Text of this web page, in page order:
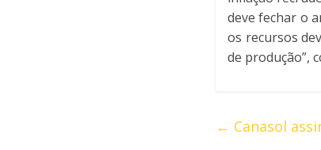
deve fechar o
os recursos
de produção”,
← Canasol